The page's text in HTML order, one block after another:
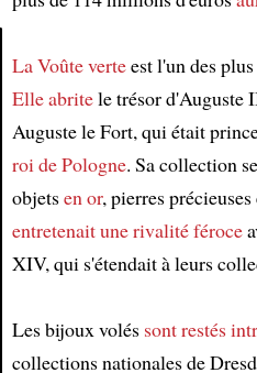
Article
La Voûte verteest l'un des plus
Elle abritele trésor d'Auguste
Auguste le Fort, qui était
roi de Pologne. Sa collection
objetsen or, pierres
entretenait une rivalité féroce
XIV, qui s'étendait à leurs
Les bijoux volés sont restés
collections nationales de